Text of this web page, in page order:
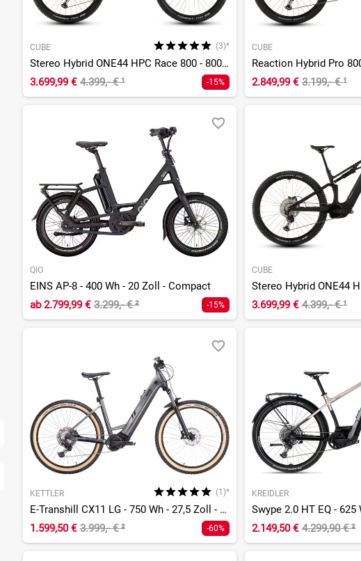
CUBE (3)*
Stereo Hybrid ONE44 HPC Race 800 - 800 Wh - 29 Zoll - Fully
3.699,99 € 4.399,- €¹ -15%
CUBE
2.849,99 € 3.199,- €¹
QIO
EINS AP-8 - 400 Wh - 20 Zoll - Compact
ab2.799,99 € 3.299,- €² -15%
CUBE
3.699,99 € 4.399,- €¹
KETTLER (1)*
E-Transhill CX11 LG - 750 Wh - 27,5 Zoll - Tiefeinsteiger
1.599,50 € 3.999,- €² -60%
KREIDLER
2.149,50 € 4.299,90 €²